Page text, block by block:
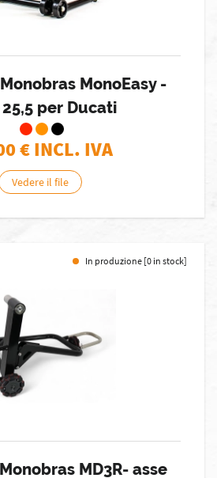
MonoEasy -
per Ducati
€ INCL. IVA
Vedere il file
In produzione [0 in stock]
MD3R- asse